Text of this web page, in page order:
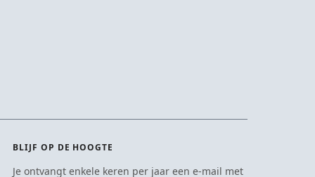
BLIJF OP DE HOOGTE
Je ontvangt enkele keren per jaar een e-mail met